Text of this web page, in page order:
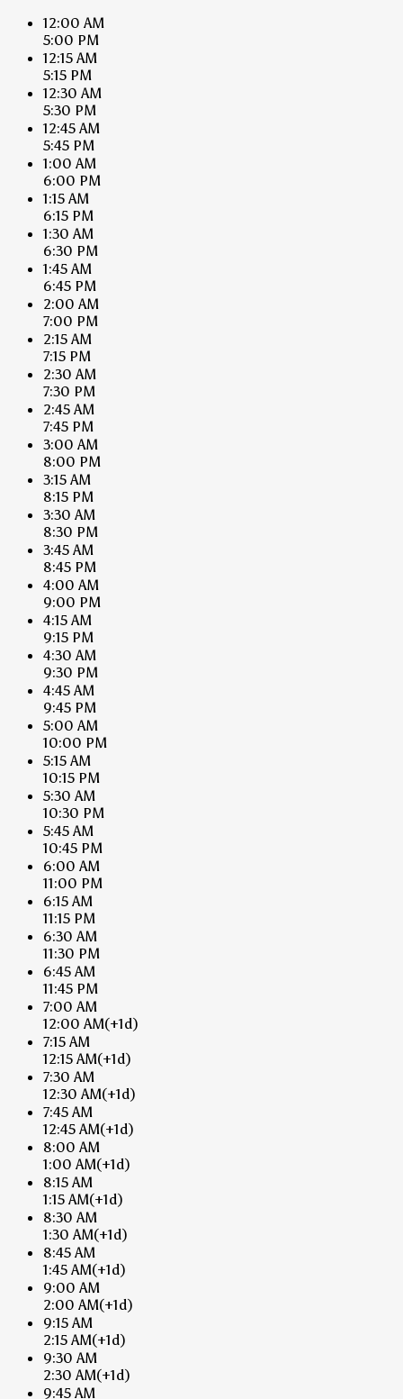
12:00 AM
5:00 PM
12:15 AM
5:15 PM
12:30 AM
5:30 PM
12:45 AM
5:45 PM
1:00 AM
6:00 PM
1:15 AM
6:15 PM
1:30 AM
6:30 PM
1:45 AM
6:45 PM
2:00 AM
7:00 PM
2:15 AM
7:15 PM
2:30 AM
7:30 PM
2:45 AM
7:45 PM
3:00 AM
8:00 PM
3:15 AM
8:15 PM
3:30 AM
8:30 PM
3:45 AM
8:45 PM
4:00 AM
9:00 PM
4:15 AM
9:15 PM
4:30 AM
9:30 PM
4:45 AM
9:45 PM
5:00 AM
10:00 PM
5:15 AM
10:15 PM
5:30 AM
10:30 PM
5:45 AM
10:45 PM
6:00 AM
11:00 PM
6:15 AM
11:15 PM
6:30 AM
11:30 PM
6:45 AM
11:45 PM
7:00 AM
12:00 AM(+1d)
7:15 AM
12:15 AM(+1d)
7:30 AM
12:30 AM(+1d)
7:45 AM
12:45 AM(+1d)
8:00 AM
1:00 AM(+1d)
8:15 AM
1:15 AM(+1d)
8:30 AM
1:30 AM(+1d)
8:45 AM
1:45 AM(+1d)
9:00 AM
2:00 AM(+1d)
9:15 AM
2:15 AM(+1d)
9:30 AM
2:30 AM(+1d)
9:45 AM